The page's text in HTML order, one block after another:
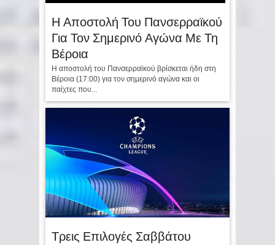
Η Αποστολή Του Πανσερραϊκού
Για Τον Σημερινό Αγώνα Με Τη
Βέροια
Η αποστολή του Πανσερραϊκού βρίσκεται ήδη στη
Βέροια (17:00) για τον σημερινό αγώνα και οι
παίχτες που...
Τρεις Επιλογές Σαββάτου